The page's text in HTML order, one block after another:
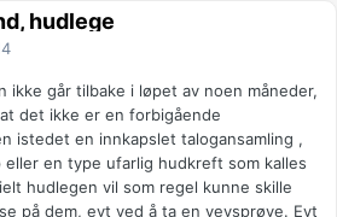
hudlege
ikke går tilbake i løpet av noen måneder,
det ikke er en forbigående
istedet en innkapslet talogansamling ,
en type ufarlig hudkreft som kalles
hudlegen vil som regel kunne skille
på dem, evt ved å ta en vevsprøve. Evt